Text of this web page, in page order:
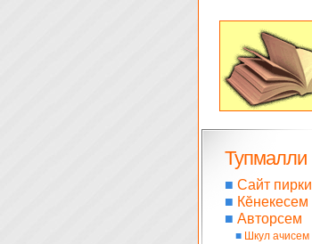
Тупмалли
■ Сайт пирки
■ Кĕнекесем
■ Авторсем
■ Шкул ачисем